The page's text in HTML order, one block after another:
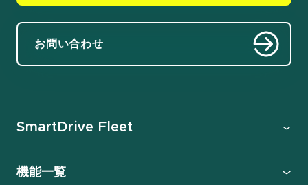
お問い合わせ
SmartDrive Fleet
機能一覧